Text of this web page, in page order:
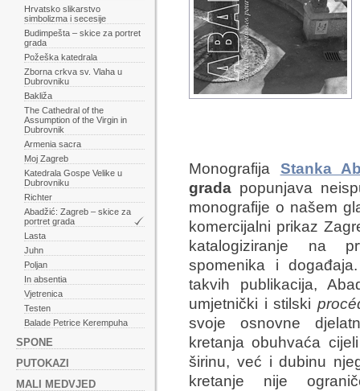
Hrvatsko slikarstvo
simbolizma i secesije
Budimpešta – skice za portret
grada
Požeška katedrala
Zborna crkva sv. Vlaha u
Dubrovniku
Bakliža
The Cathedral of the
Assumption of the Virgin in
Dubrovnik
Armenia sacra
Moj Zagreb
Katedrala Gospe Velike u
Dubrovniku
Richter
Abadžić: Zagreb – skice za
portret grada
Lasta
Juhn
Poljan
In absentia
Vjetrenica
Testen
Balade Petrice Kerempuha
SPONE
PUTOKAZI
MALI MEDVJED
Monografija Stanka
grada popunjava
monografije o našem
komercijalni prikaz
katalogiziranje na
spomenika i
takvih publikacija,
umjetnički i stilski
svoje osnovne
kretanja obuhvaća
širinu, već i dubinu
kretanje nije